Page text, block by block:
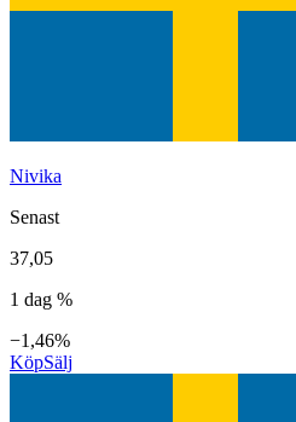
Nivika
Senast
37,05
1 dag %
−1,46%
KöpSälj